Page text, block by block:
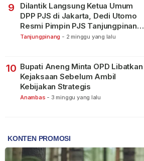
9
Dilantik Langsung Ketua Umum
DPP PJS di Jakarta, Dedi Utomo
Resmi Pimpin PJS Tanjungpinang-
Bintan
Tanjungpinang - 2 minggu yang lalu
10 Bupati Aneng Minta OPD Libatkan
Kejaksaan Sebelum Ambil
Kebijakan Strategis
Anambas - 3 minggu yang lalu